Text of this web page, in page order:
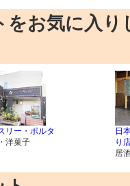
をお気に入
リー・ポルタ
洋菓子
日
り
居